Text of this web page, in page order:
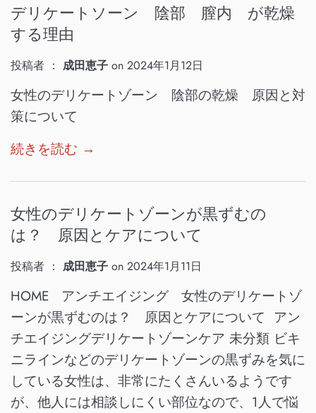
デリケートソーン 陰部 膣内 が乾燥
する理由
投稿者 ： 成田恵子 on 2024年1月12日
女性のデリケートゾーン 陰部の乾燥 原因と対
策について
続きを読む →
女性のデリケートゾーンが黒ずむの
は？ 原因とケアについて
投稿者 ： 成田恵子 on 2024年1月11日
HOME アンチエイジング 女性のデリケートゾ
ーンが黒ずむのは？ 原因とケアについて アン
チエイジングデリケートゾーンケア 未分類 ビキ
ニラインなどのデリケートゾーンの黒ずみを気に
している女性は、非常にたくさんいるようです
が、他人には相談しにくい部位なので、1人で悩